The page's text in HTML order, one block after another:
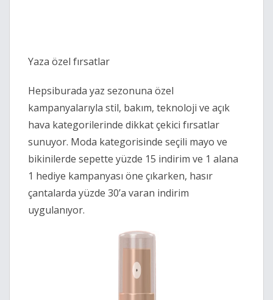
Yaza özel fırsatlar
Hepsiburada yaz sezonuna özel
kampanyalarıyla stil, bakım, teknoloji ve açık
hava kategorilerinde dikkat çekici fırsatlar
sunuyor. Moda kategorisinde seçili mayo ve
bikinilerde sepette yüzde 15 indirim ve 1 alana
1 hediye kampanyası öne çıkarken, hasır
çantalarda yüzde 30’a varan indirim
uygulanıyor.